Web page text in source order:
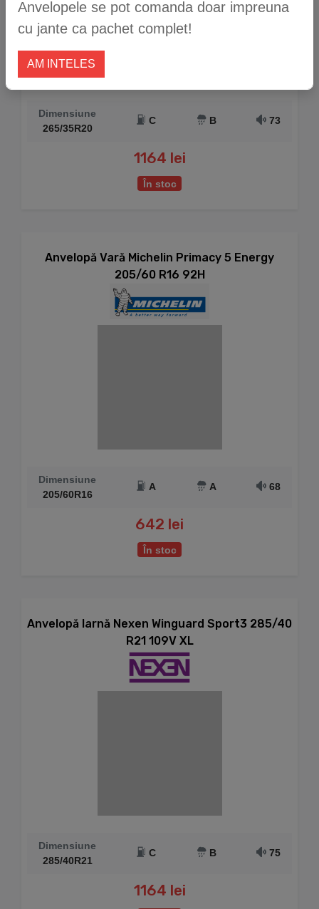
Dimensiune
265/35R20
C B 73
1164 lei
În stoc
Anvelopă Vară Michelin Primacy 5 Energy
205/60 R16 92H
Dimensiune
205/60R16
A A 68
642 lei
În stoc
Anvelopă Iarnă Nexen Winguard Sport3 285/40
R21 109V XL
Dimensiune
285/40R21
C B 75
1164 lei
Anvelopele se pot comanda doar impreuna
cu jante ca pachet complet!
AM INTELES